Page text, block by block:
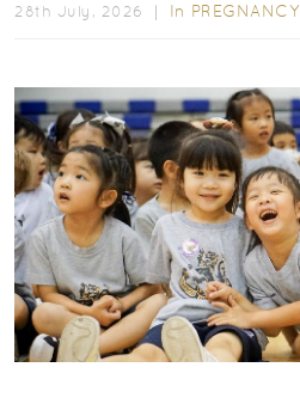
28th July, 2026 ｜ In PREGNANCY